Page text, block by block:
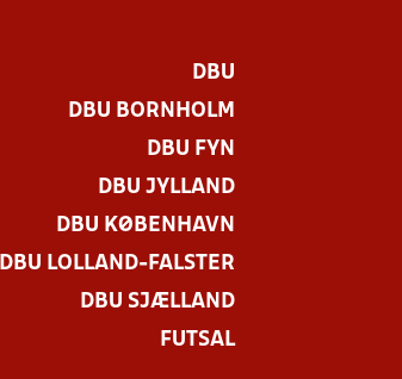
DBU
DBU BORNHOLM
DBU FYN
DBU JYLLAND
DBU KØBENHAVN
DBU LOLLAND-FALSTER
DBU SJÆLLAND
FUTSAL